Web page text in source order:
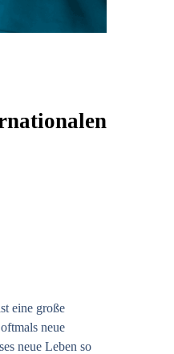
eine große
neue
neue Leben so